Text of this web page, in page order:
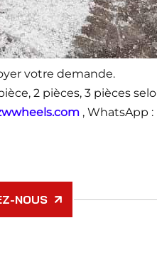
votre demande.
2 pièces, 3 pièces
, WhatsApp :
NOUS